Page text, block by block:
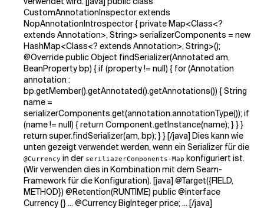
CustomAnnotationInspector extends
NopAnnotationIntrospector { private Map<Class<?
extends Annotation>, String> serializerComponents = new
HashMap<Class<? extends Annotation>, String>();
@Override public Object findSerializer(Annotated am,
BeanProperty bp) { if (property != null) { for (Annotation
annotation :
bp.getMember().getAnnotated().getAnnotations()) { String
name =
serializerComponents.get(annotation.annotationType()); if
(name != null) { return Component.getInstance(name); } } }
return super.findSerializer(am, bp); } } [/java] Dies kann wie
unten gezeigt verwendet werden, wenn ein Serializer für die
@Currency in der seriliazerComponents-Map konfiguriert ist.
(Wir verwenden dies in Kombination mit dem Seam-
Framework für die Konfiguration). [java] @Target({FIELD,
METHOD}) @Retention(RUNTIME) public @interface
Currency {} ... @Currency BigInteger price; ... [/java]